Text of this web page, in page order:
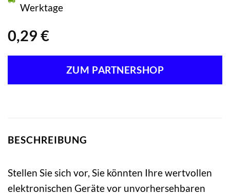
0,29 €
Werktage
ZUM PARTNERSHOP
BESCHREIBUNG
Stellen Sie sich vor, Sie könnten Ihre wertvollen
elektronischen Geräte vor unvorhersehbaren